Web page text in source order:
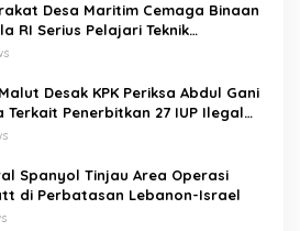
Desa Maritim Cemaga Binaan
RI Serius Pelajari Teknik
Api dan Penyelamatan di Laut
Desak KPK Periksa Abdul Gani
Terkait Penerbitkan 27 IUP Ilegal
Temuan BPK RI
Spanyol Tinjau Area Operasi
di Perbatasan Lebanon-Israel